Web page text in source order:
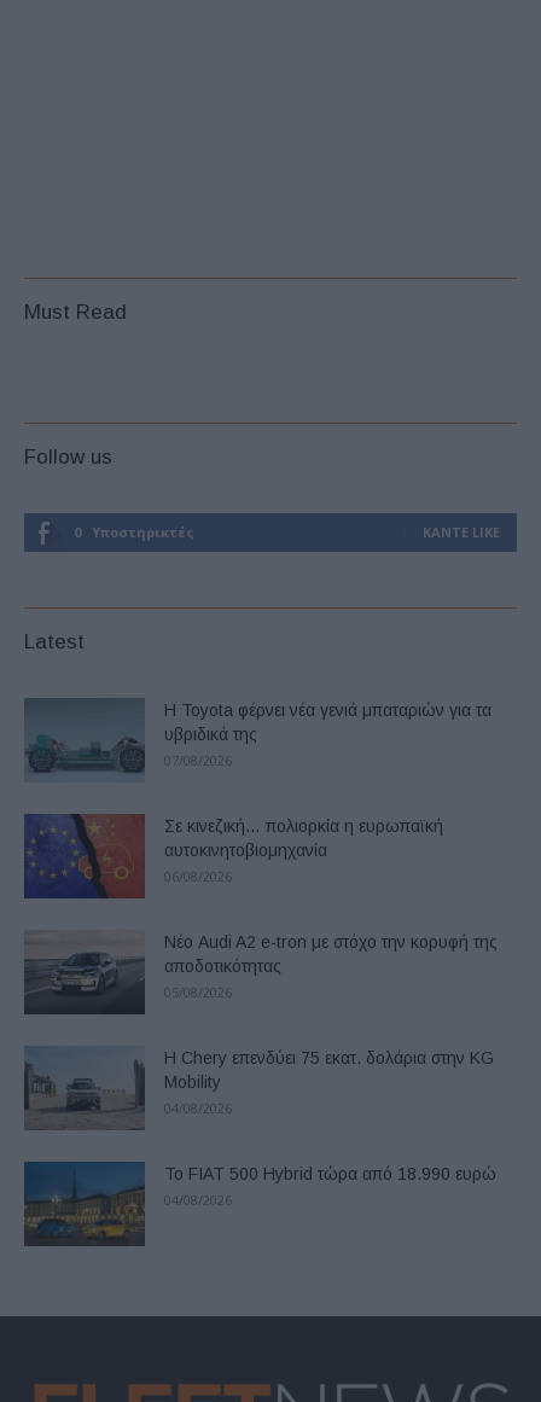
Must Read
Follow us
0 Υποστηρικτές ΚΆΝΤΕ LIKE
Latest
Η Toyota φέρνει νέα γενιά μπαταριών για τα
υβριδικά της
07/08/2026
Σε κινεζική… πολιορκία η ευρωπαϊκή
αυτοκινητοβιομηχανία
06/08/2026
Νέο Audi A2 e-tron με στόχο την κορυφή της
αποδοτικότητας
05/08/2026
Η Chery επενδύει 75 εκατ. δολάρια στην KG
Mobility
04/08/2026
Το FIAT 500 Hybrid τώρα από 18.990 ευρώ
04/08/2026